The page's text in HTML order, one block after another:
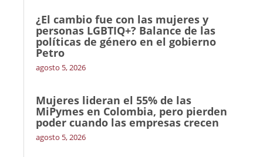
¿El cambio fue con las mujeres y
personas LGBTIQ+? Balance de las
políticas de género en el gobierno
Petro
agosto 5, 2026
Mujeres lideran el 55% de las
MiPymes en Colombia, pero pierden
poder cuando las empresas crecen
agosto 5, 2026